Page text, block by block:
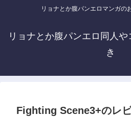
リョナとか腹パンエロマンガの
リョナとか腹パンエロ同人
き
Fighting Scene3+のレ